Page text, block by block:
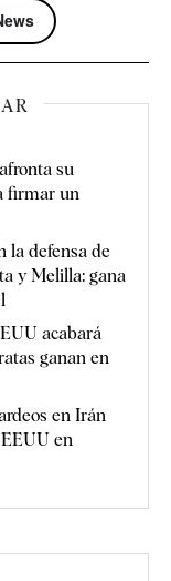
su
firmar un
la defensa de
y Melilla: gana
acabará
ganan en
en Irán
en